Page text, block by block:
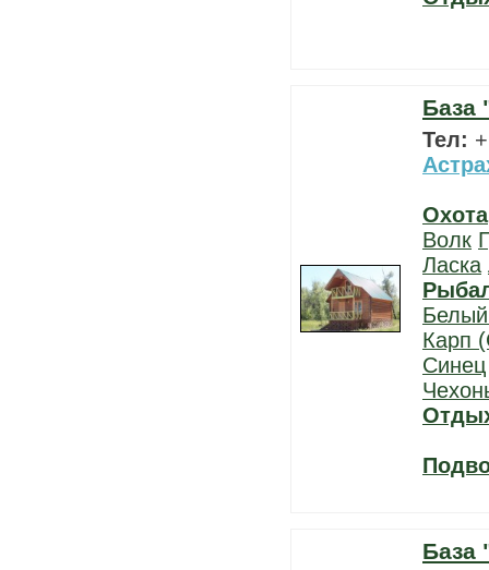
База
Тел:
Охота
Волк
Ласка
Карп
Синец
База